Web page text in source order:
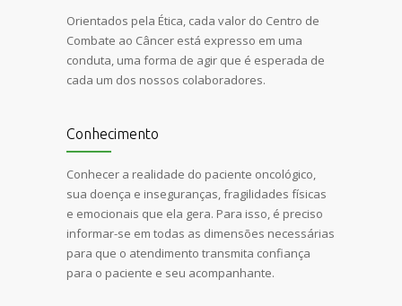
Orientados pela Ética, cada valor do Centro de
Combate ao Câncer está expresso em uma
conduta, uma forma de agir que é esperada de
cada um dos nossos colaboradores.
Conhecimento
Conhecer a realidade do paciente oncológico,
sua doença e inseguranças, fragilidades físicas
e emocionais que ela gera. Para isso, é preciso
informar-se em todas as dimensões necessárias
para que o atendimento transmita confiança
para o paciente e seu acompanhante.